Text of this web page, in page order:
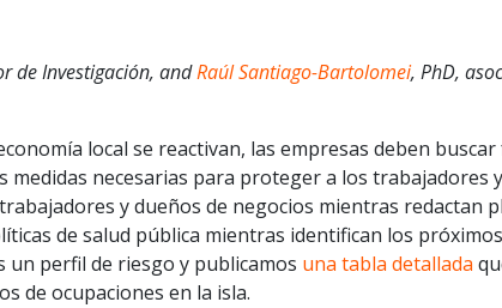
de Investigación, andRaúl Santiago-Bartolomei, PhD,
local se reactivan, las empresas deben
necesarias para proteger a los trabajadores
y dueños de negocios mientras redactan
de salud pública mientras identifican los
perfil de riesgo y publicamos una tabla detallada
de ocupaciones en la isla.